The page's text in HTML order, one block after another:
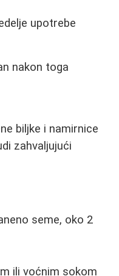
upotrebe
nakon toga
biljke i namirnice
zahvaljujući
seme, oko 2
ili voćnim sokom